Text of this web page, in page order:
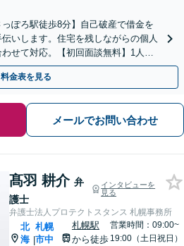
ぽろ駅徒歩8分】自己破産で借金を
いします。住宅を残しながらの個人
せて対応。【初回面談無料】1人で
さい。
料金表を見る
メールでお問い合わせ
髙羽 耕介 弁
護士
インタビューを
見る
弁護士法人プロテクトスタンス 札幌事務所
北
海 |
札幌
市中
札幌駅
から徒歩
営業時間：09:00~
19:00（土日祝日）